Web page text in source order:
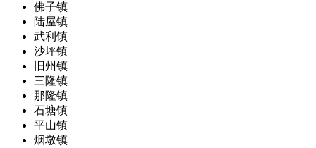
佛子镇
陆屋镇
武利镇
沙坪镇
旧州镇
三隆镇
那隆镇
石塘镇
平山镇
烟墩镇